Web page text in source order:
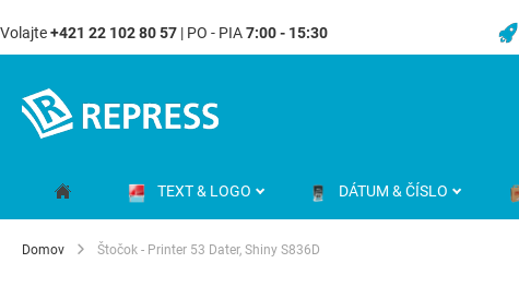
Volajte+421 22 102 80 57 | PO - PIA7:00 - 15:30
Content
TEXT & LOGO DÁTUM & ČÍSLO
Domov Štočok - Printer 53 Dater, Shiny S836D